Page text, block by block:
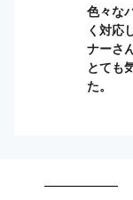
色々な
く対応
ナーさ
とても
た。